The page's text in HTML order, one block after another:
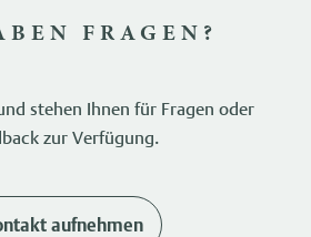
FRAGEN?
stehen Ihnen für Fragen oder
zur Verfügung.
aufnehmen